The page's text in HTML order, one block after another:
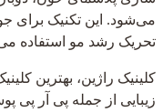
می‌شود. این تکنیک برای
تحریک رشد مو استفاده
کلینیک راژین، بهترین
زیبایی از جمله پی آر پی